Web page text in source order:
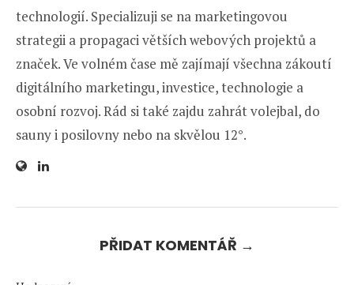
technologií. Specializuji se na marketingovou
strategii a propagaci větších webových projektů a
značek. Ve volném čase mě zajímají všechna zákoutí
digitálního marketingu, investice, technologie a
osobní rozvoj. Rád si také zajdu zahrát volejbal, do
sauny i posilovny nebo na skvělou 12°.
PŘIDAT KOMENTÁŘ →